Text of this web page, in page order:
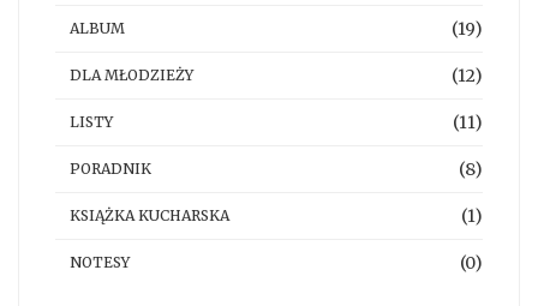
ALBUM (19)
DLA MŁODZIEŻY (12)
LISTY (11)
PORADNIK (8)
KSIĄŻKA KUCHARSKA (1)
NOTESY (0)